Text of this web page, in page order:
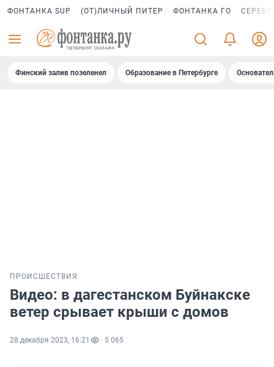
ФОНТАНКА SUP (ОТ)ЛИЧНЫЙ ПИТЕР ФОНТАНКА ГО
Финский залив позеленел Образование в Петербурге
ПРОИСШЕСТВИЯ
Видео: в дагестанском Буйнакске
ветер срывает крыши с домов
28 декабря 2023, 16:21 5 065